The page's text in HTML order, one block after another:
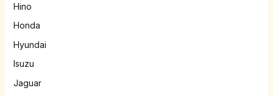
Hino
Honda
Hyundai
Isuzu
Jaguar